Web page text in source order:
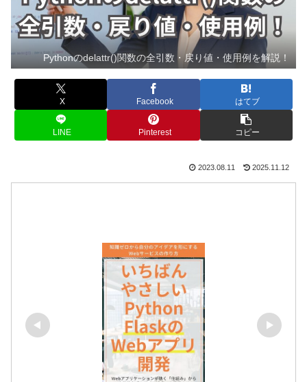
Pythonのdelattr()関数の全引数・戻り値・使用例を解説！
X Facebook はてブ
LINE Pinterest コピー
2023.08.11 2025.11.12